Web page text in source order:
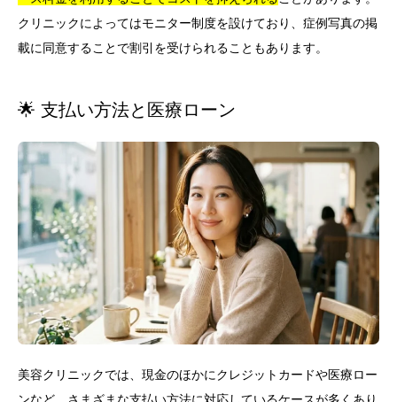
クリニックによってはモニター制度を設けており、症例写真の掲
載に同意することで割引を受けられることもあります。
🌟 支払い方法と医療ローン
美容クリニックでは、現金のほかにクレジットカードや医療ロー
ンなど、さまざまな支払い方法に対応しているケースが多くあり